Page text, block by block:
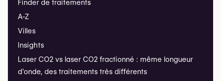
Finder de traitements
A-Z
Villes
Insights
Laser CO2 vs laser CO2 fractionné : même longueur
d’onde, des traitements très différents